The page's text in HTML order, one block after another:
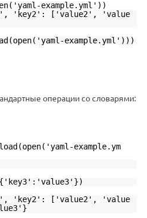
example.yml'))
'key2': ['value2', 'value
example.yml')))
операции со словарями:
example.ym
'key2': ['value2', 'value